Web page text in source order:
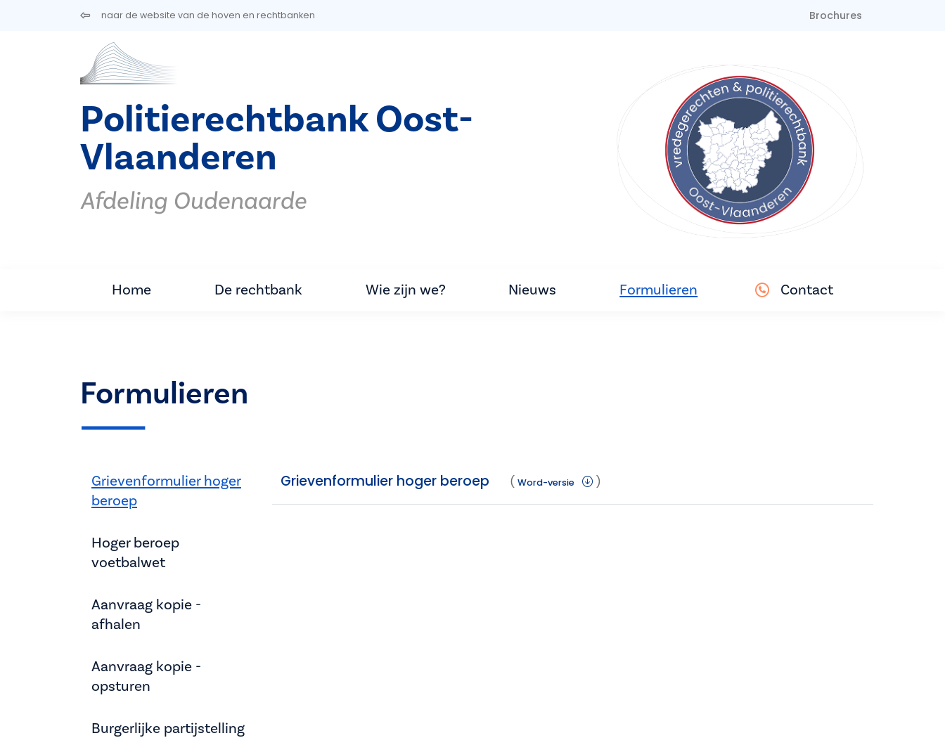
Overslaan en naar de inhoud gaannaar de website van de hoven en rechtbanken Brochures
Politierechtbank Oost-
Vlaanderen
Afdeling Oudenaarde
Home De rechtbank Wie zijn we? Nieuws Formulieren Contact
Formulieren
Grievenformulier hoger
beroep
Hoger beroep
voetbalwet
Aanvraag kopie -
afhalen
Aanvraag kopie -
opsturen
Burgerlijke partijstelling
Grievenformulier hoger beroep ( Word-versie )